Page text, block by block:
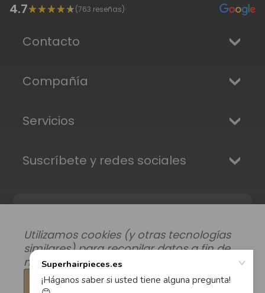
4.7 (763 reseñas)
Contacto
Compañía
Servicios
Suscríbete y redes sociales
Utilizamos cookies (y otras tecnologías
similares) para recopilar datos a fin de
mejorar su experiencia de compra.
Configuración